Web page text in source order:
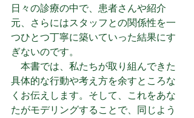
日々の診療の中で、患者さんや紹介
元、さらにはスタッフとの関係性を一
つひとつ丁寧に築いていった結果にす
ぎないのです。
本書では、私たちが取り組んできた
具体的な行動や考え方を余すところな
くお伝えします。そして、これをあな
たがモデリングすることで、同じよう